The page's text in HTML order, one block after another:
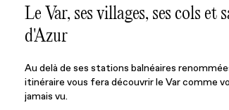
Le Var, ses villages, ses cols et
d'Azur
Au delà de ses stations balnéaires
itinéraire vous fera découvrir le Var comme
jamais vu.